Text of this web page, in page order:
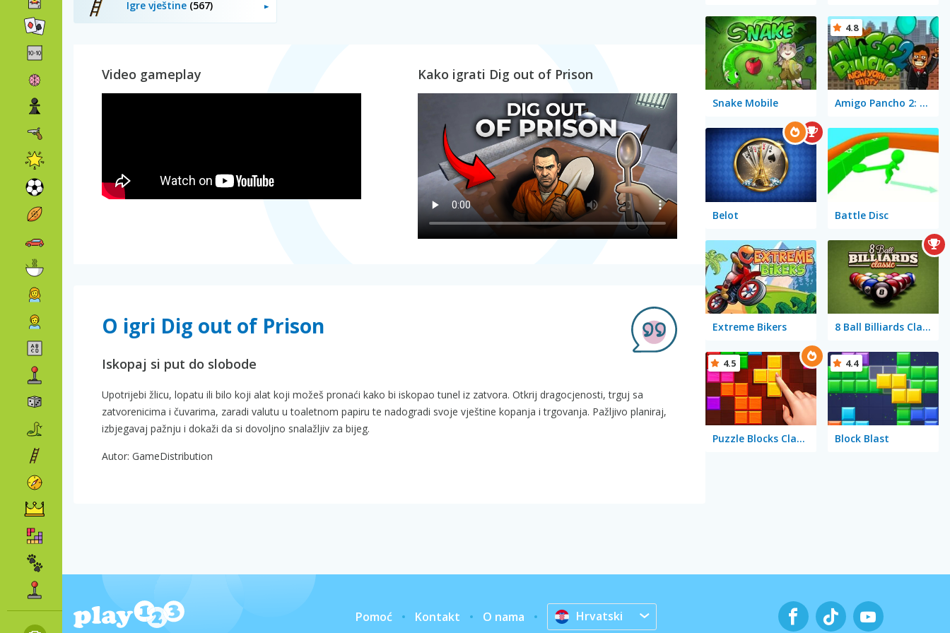
Igre vještine (567)
Video gameplay Kako igrati Dig out of Prison
O igri Dig out of Prison
Iskopaj si put do slobode
Upotrijebi žlicu, lopatu ili bilo koji alat koji možeš pronaći kako bi iskopao tunel iz zatvora. Otkrij dragocjenosti, trguj sa
zatvorenicima i čuvarima, zaradi valutu u toaletnom papiru te nadogradi svoje vještine kopanja i trgovanja. Pažljivo planiraj,
izbjegavaj pažnju i dokaži da si dovoljno snalažljiv za bijeg.
Autor: GameDistribution
Snake Mobile Amigo Pancho 2: New York Party
4.8
Belot Battle Disc
Extreme Bikers 8 Ball Billiards Classic
Puzzle Blocks Classic
4.5
Block Blast
4.4
Pomoć Kontakt O nama Hrvatski